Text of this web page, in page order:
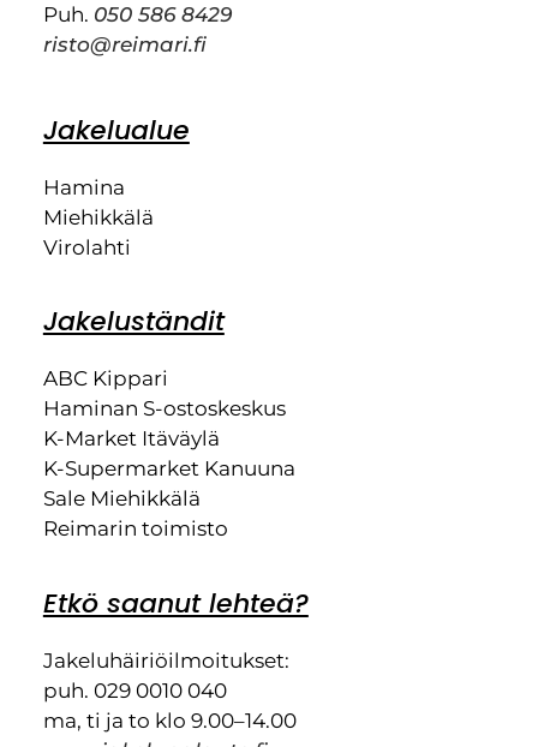
Puh. 050 586 8429
risto@reimari.fi
Jakelualue
Hamina
Miehikkälä
Virolahti
Jakeluständit
ABC Kippari
Haminan S-ostoskeskus
K-Market Itäväylä
K-Supermarket Kanuuna
Sale Miehikkälä
Reimarin toimisto
Etkö saanut lehteä?
Jakeluhäiriöilmoitukset:
puh. 029 0010 040
ma, ti ja to klo 9.00–14.00